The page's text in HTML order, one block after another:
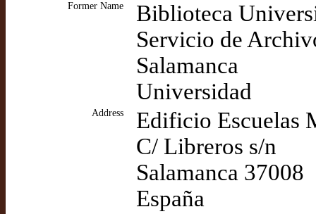
Former Name
Biblioteca
Servicio de
Salamanca
Universidad
Address
Edificio Escuelas
C/ Libreros s/n
Salamanca 37008
España